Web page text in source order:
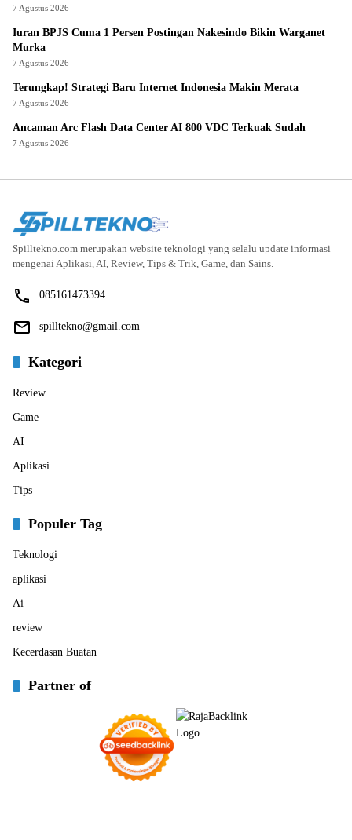
7 Agustus 2026
Iuran BPJS Cuma 1 Persen Postingan Nakesindo Bikin Warganet
Murka
7 Agustus 2026
Terungkap! Strategi Baru Internet Indonesia Makin Merata
7 Agustus 2026
Ancaman Arc Flash Data Center AI 800 VDC Terkuak Sudah
7 Agustus 2026
Spilltekno.com merupakan website teknologi yang selalu update informasi
mengenai Aplikasi, AI, Review, Tips & Trik, Game, dan Sains.
085161473394
spilltekno@gmail.com
Kategori
Review
Game
AI
Aplikasi
Tips
Populer Tag
Teknologi
aplikasi
Ai
review
Kecerdasan Buatan
Partner of